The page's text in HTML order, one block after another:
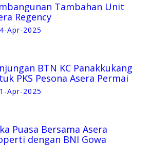
Tambahan Unit
Regency
Apr-2025
BTN KC Panakkukang
PKS Pesona Asera Permai
Apr-2025
Puasa Bersama Asera
dengan BNI Gowa